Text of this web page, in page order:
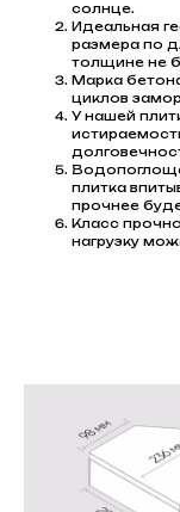
солнце.
Идеальная
размера по
толщине не
Марка
циклов
У нашей
плитка
прочнее
Класс
нагрузку